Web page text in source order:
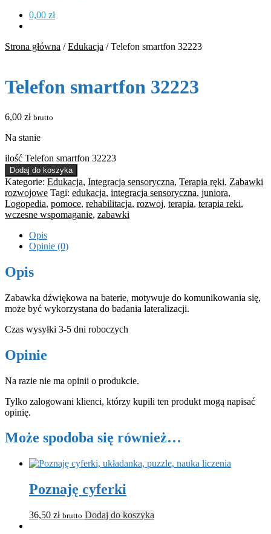
0,00 zł
Strona główna /Edukacja /Telefon smartfon 32223
Telefon smartfon 32223
6,00 zł brutto
Na stanie
ilość Telefon smartfon 32223
Dodaj do koszyka
Kategorie: Edukacja, Integracja sensoryczna, Terapia ręki, Zabawki
rozwojowe Tagi: edukacja, integracja sensoryczna, juniora,
Logopedia, pomoce, rehabilitacja, rozwoj, terapia, terapia reki,
wczesne wspomaganie, zabawki
Opis
Opinie (0)
Opis
Zabawka dźwiękowa na baterie, motywuje do komunikowania się,
może być wykorzystana do badania lateralizacji.
Czas wysyłki 3-5 dni roboczych
Opinie
Na razie nie ma opinii o produkcie.
Tylko zalogowani klienci, którzy kupili ten produkt mogą napisać
opinię.
Może spodoba się również…
Poznaję cyferki
36,50 zł brutto Dodaj do koszyka